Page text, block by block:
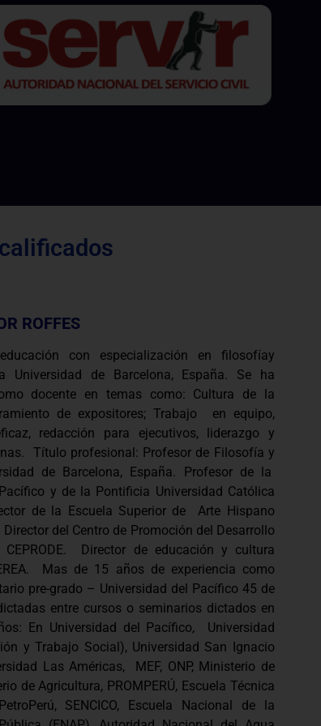
ROFFES
con especialización en filosofíay
Universidad de Barcelona, España. Se ha
docente en temas como: Cultura de la
de expositores; Trabajo en equipo,
redacción para ejecutivos, liderazgo y
Título profesional: Profesor de Filosofía y
de Barcelona, España. Profesor de la
y de la Pontificia Universidad Católica
de la Escuela Superior de Arte Hispano
del Centro de Promoción del Desarrollo
Director de educación y cultura
Mas de 15 años de experiencia como
pre-grado – Universidad del Pacífico 45 de
entre cursos o seminarios dictados en
En Universidad del Pacífico, Universidad
y Trabajo Social), Universidad San Ignacio
Las Américas, MEF, ONP, Ministerio de
de Agricultura, PROMPERÚ, Escuela Técnica
SENCICO, Escuela Nacional de la